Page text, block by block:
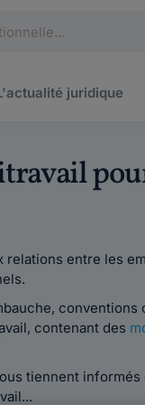
juridique
entre les
contenant des
tiennent